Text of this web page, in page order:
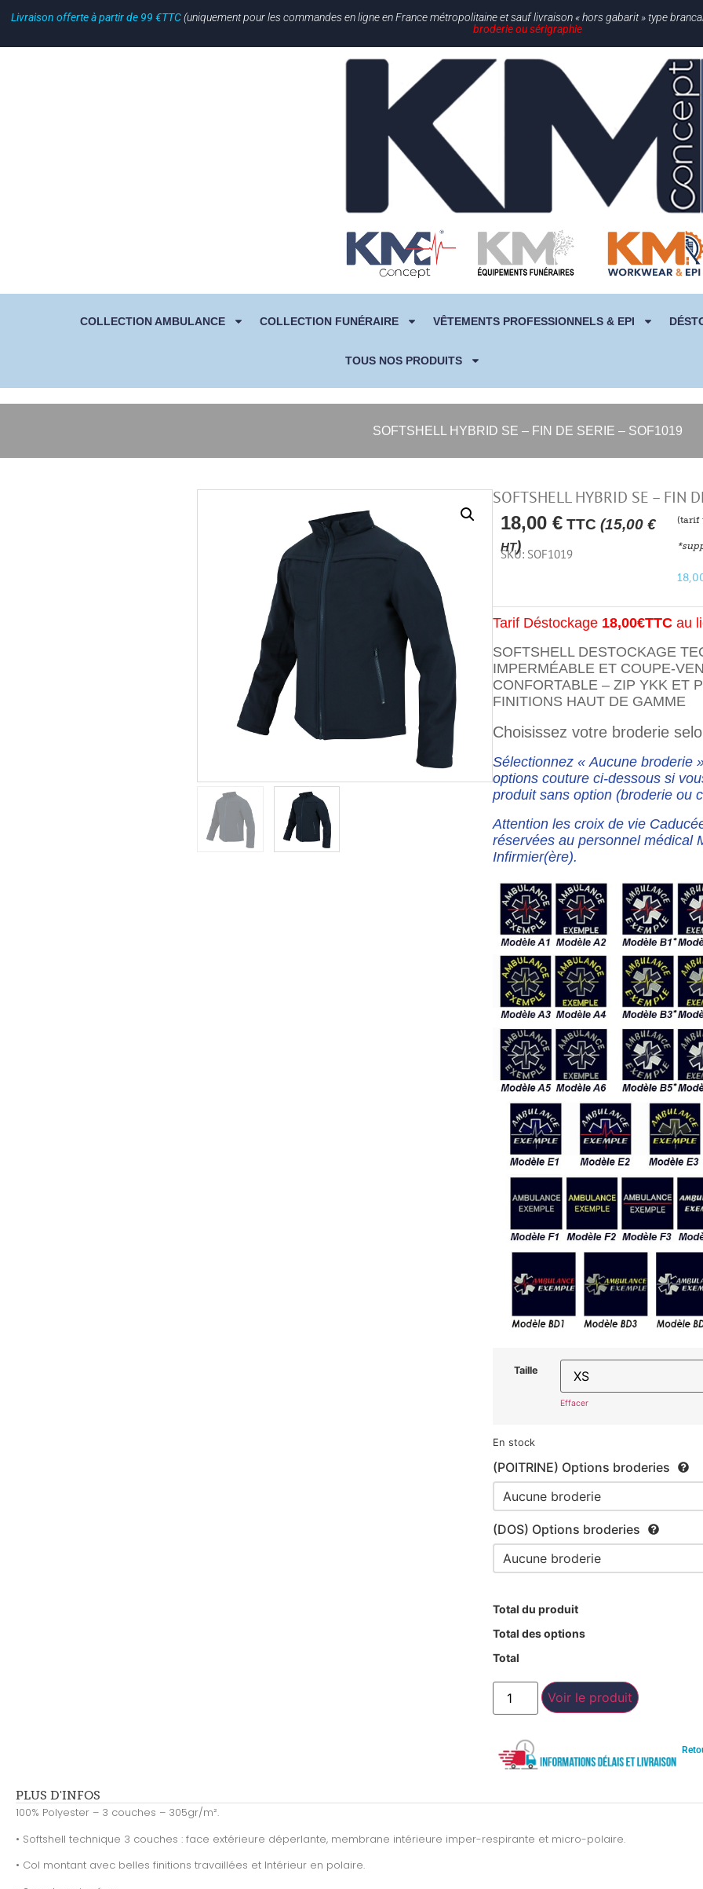
Livraison offerte à partir de 99 €TTC(uniquement pour les commandes en ligne en France métropolitaine et sauf livraison « hors gabarit » type
broderie ou sérigraphie
COLLECTION AMBULANCE COLLECTION FUNÉRAIRE VÊTEMENTS PROFESSIONNELS & EPI
TOUS NOS PRODUITS
SOFTSHELL HYBRID SE – FIN DE SERIE – SOF1019
SOFTSHELL HYBRID SE – FIN
18,00 €TTC (15,00 €
HT)
(tarif
SKU: SOF1019
Tarif Déstockage 18,00€TTCau
SOFTSHELL DESTOCKAGE
IMPERMÉABLE ET COUPE-
CONFORTABLE – ZIP YKK ET
FINITIONS HAUT DE GAMME
Choisissez votre broderie
Sélectionnez « Aucune broderie
options couture ci-dessous si
produit sans option (broderie ou
Attention les croix de vie
réservées au personnel médical
Infirmier(ère).
Taille
Effacer
En stock
(POITRINE) Options broderies
(DOS) Options broderies
Total du produit
Total des options
Total
Voir le produit
PLUS D'INFOS
100% Polyester – 3 couches – 305gr/m².
• Softshell technique 3 couches : face extérieure déperlante, membrane intérieure imper-respirante et micro-polaire.
• Col montant avec belles finitions travaillées et Intérieur en polaire.